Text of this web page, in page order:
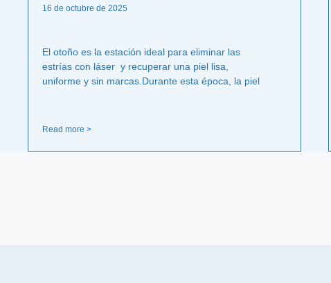
16 de octubre de 2025
El otoño es la estación ideal para eliminar las
estrías con láser y recuperar una piel lisa,
uniforme y sin marcas.Durante esta época, la piel
Read more >